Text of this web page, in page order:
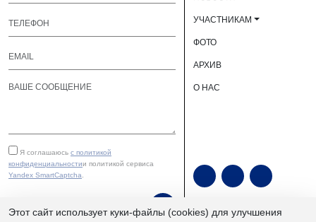
Я соглашаюсь с политикой
конфиденциальностии политикой сервиса
Yandex SmartCaptcha
УЧАСТНИКАМ
ФОТО
АРХИВ
О НАС
Этот сайт использует куки-файлы (cookies) для улучшения